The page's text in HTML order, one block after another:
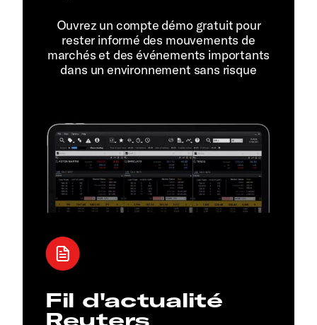
Ouvrez un compte démo gratuit pour
rester informé des mouvements de
marchés et des événements importants
dans un environnement sans risque
Fil d'actualité
Reuters